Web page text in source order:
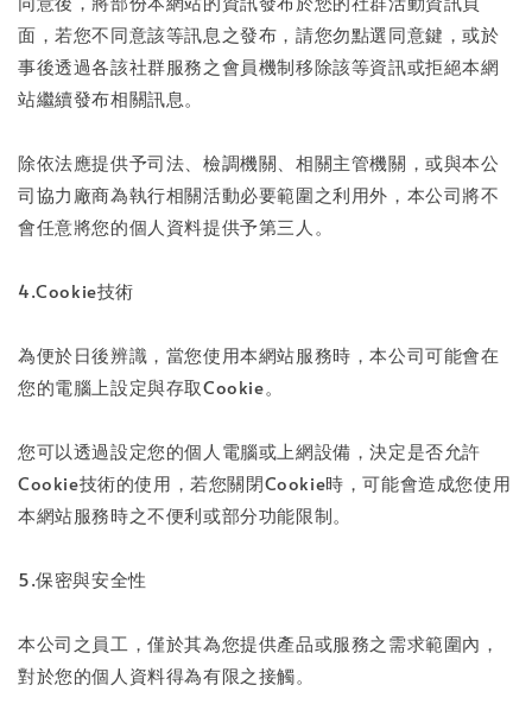
面，若您不同意該等訊息之發布，請您勿點選同意鍵，或於
事後透過各該社群服務之會員機制移除該等資訊或拒絕本網
站繼續發布相關訊息。
除依法應提供予司法、檢調機關、相關主管機關，或與本公
司協力廠商為執行相關活動必要範圍之利用外，本公司將不
會任意將您的個人資料提供予第三人。
4.Cookie技術
為便於日後辨識，當您使用本網站服務時，本公司可能會在
您的電腦上設定與存取Cookie。
您可以透過設定您的個人電腦或上網設備，決定是否允許
Cookie技術的使用，若您關閉Cookie時，可能會造成您使用
本網站服務時之不便利或部分功能限制。
5.保密與安全性
本公司之員工，僅於其為您提供產品或服務之需求範圍內，
對於您的個人資料得為有限之接觸。